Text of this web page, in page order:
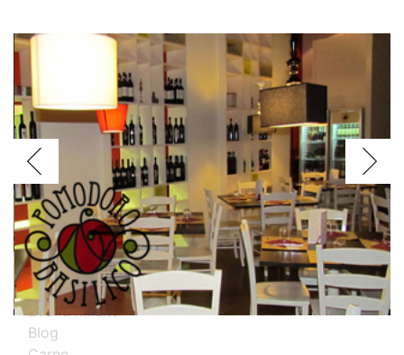
Brasiliani Cinesi
Giapponesi Spagnoli Thailandesi
Calabresi Campani Emiliani Liguri
Milanesi Piemontesi Pugliesi Romani
Toscani
Prova i nostri migliori ristoranti specializzati
Eventi Milano
Blog